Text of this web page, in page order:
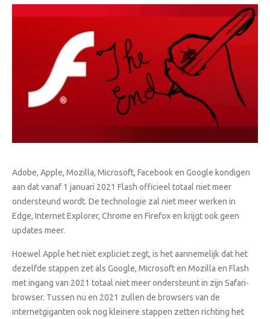
Adobe, Apple, Mozilla, Microsoft, Facebook en Google kondigen
aan dat vanaf 1 januari 2021 Flash officieel totaal niet meer
ondersteund wordt. De technologie zal niet meer werken in
Edge, Internet Explorer, Chrome en Firefox en krijgt ook geen
updates meer.
Hoewel Apple het niet expliciet zegt, is het aannemelijk dat het
dezelfde stappen zet als Google, Microsoft en Mozilla en Flash
met ingang van 2021 totaal niet meer ondersteunt in zijn Safari-
browser. Tussen nu en 2021 zullen de browsers van de
internetgiganten ook nog kleinere stappen zetten richting het